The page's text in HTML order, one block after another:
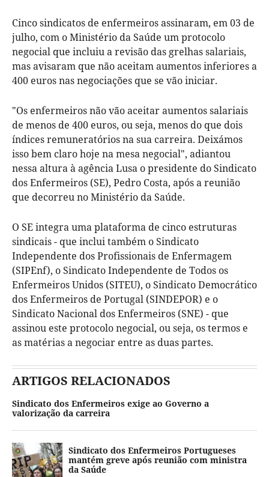
Cinco sindicatos de enfermeiros assinaram, em 03 de
julho, com o Ministério da Saúde um protocolo
negocial que incluiu a revisão das grelhas salariais,
mas avisaram que não aceitam aumentos inferiores a
400 euros nas negociações que se vão iniciar.
"Os enfermeiros não vão aceitar aumentos salariais
de menos de 400 euros, ou seja, menos do que dois
índices remuneratórios na sua carreira. Deixámos
isso bem claro hoje na mesa negocial", adiantou
nessa altura à agência Lusa o presidente do Sindicato
dos Enfermeiros (SE), Pedro Costa, após a reunião
que decorreu no Ministério da Saúde.
O SE integra uma plataforma de cinco estruturas
sindicais - que inclui também o Sindicato
Independente dos Profissionais de Enfermagem
(SIPEnf), o Sindicato Independente de Todos os
Enfermeiros Unidos (SITEU), o Sindicato Democrático
dos Enfermeiros de Portugal (SINDEPOR) e o
Sindicato Nacional dos Enfermeiros (SNE) - que
assinou este protocolo negocial, ou seja, os termos e
as matérias a negociar entre as duas partes.
ARTIGOS RELACIONADOS
Sindicato dos Enfermeiros exige ao Governo a
valorização da carreira
Sindicato dos Enfermeiros Portugueses
mantém greve após reunião com ministra
da Saúde